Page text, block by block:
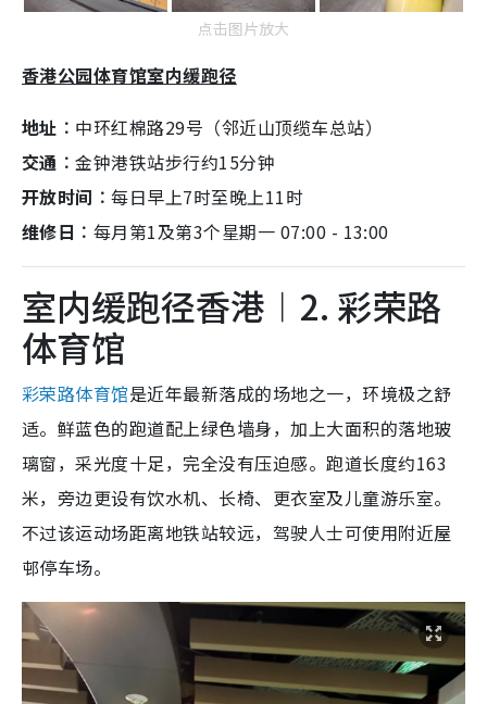
点击图片放大
香港公园体育馆室内缓跑径
地址︰ 中环红棉路29号（邻近山顶缆车总站）
交通︰金钟港铁站步行约15分钟
开放时间︰每日早上7时至晚上11时
维修日︰ 每月第1及第3个星期一 07:00 - 13:00
室内缓跑径香港︱2. 彩荣路
体育馆
彩荣路体育馆是近年最新落成的场地之一，环境极之舒
适。鲜蓝色的跑道配上绿色墙身，加上大面积的落地玻
璃窗，采光度十足，完全没有压迫感。跑道长度约163
米，旁边更设有饮水机、长椅、更衣室及儿童游乐室。
不过该运动场距离地铁站较远，驾驶人士可使用附近屋
邨停车场。